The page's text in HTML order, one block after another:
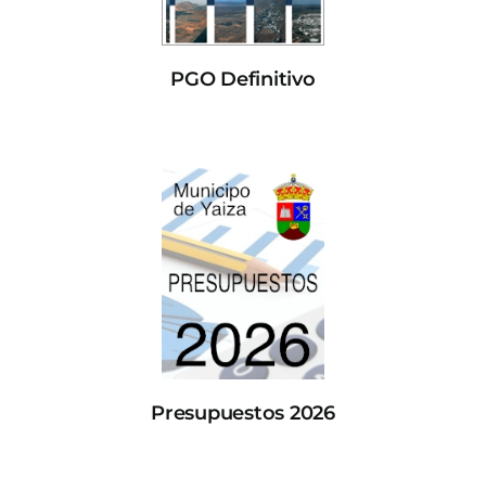
PGO Definitivo
Presupuestos 2026